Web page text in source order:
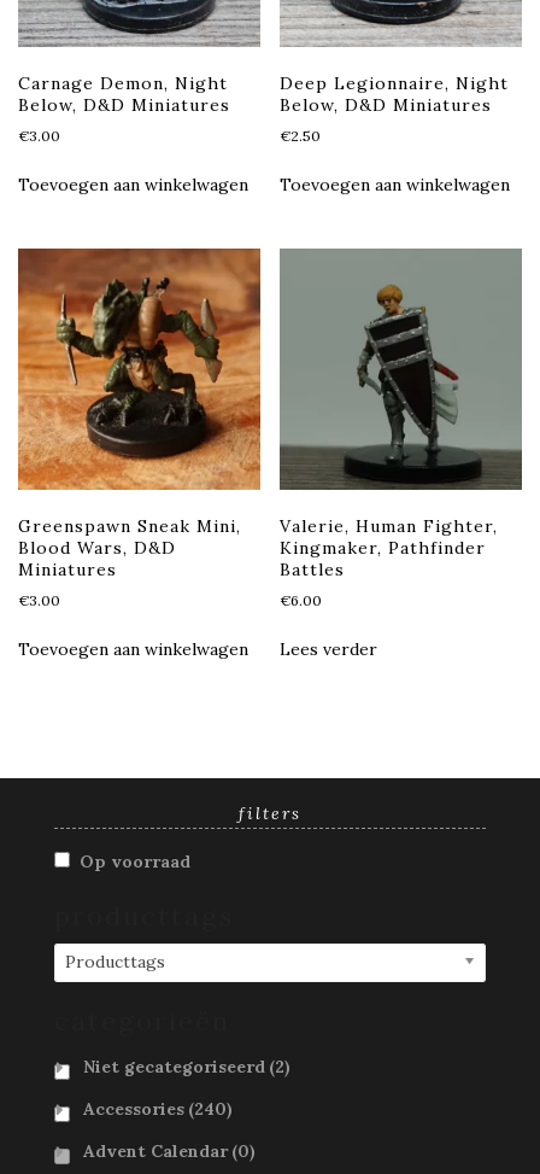
Carnage Demon, Night
Below, D&D Miniatures
€3.00
Toevoegen aan winkelwagen
Deep Legionnaire, Night
Below, D&D Miniatures
€2.50
Toevoegen aan winkelwagen
Greenspawn Sneak Mini,
Blood Wars, D&D
Miniatures
€3.00
Toevoegen aan winkelwagen
Valerie, Human Fighter,
Kingmaker, Pathfinder
Battles
€6.00
Lees verder
filters
Op voorraad
Producttags
Niet gecategoriseerd (2)
Accessories (240)
Advent Calendar (0)